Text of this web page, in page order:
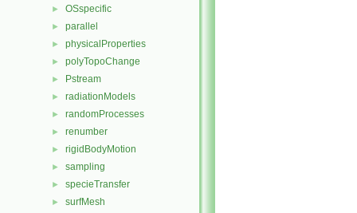
► OSspecific
► parallel
► physicalProperties
► polyTopoChange
► Pstream
► radiationModels
► randomProcesses
► renumber
► rigidBodyMotion
► sampling
► specieTransfer
► surfMesh